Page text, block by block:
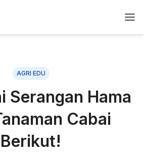
AGRI EDU
Serangan Hama
Cabai
Berikut!